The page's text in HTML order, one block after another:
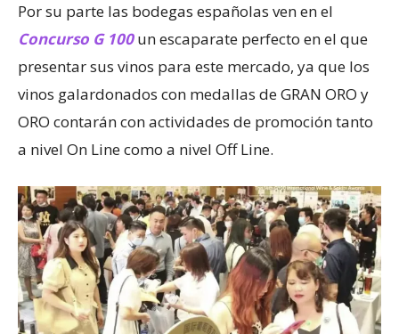
Por su parte las bodegas españolas ven en el
Concurso G 100un escaparate perfecto en el que
presentar sus vinos para este mercado, ya que los
vinos galardonados con medallas de GRAN ORO y
ORO contarán con actividades de promoción tanto
a nivel On Line como a nivel Off Line.